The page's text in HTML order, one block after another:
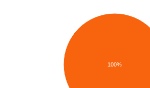
100%